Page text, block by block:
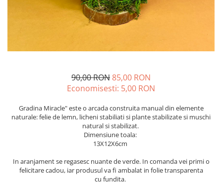
90,00 RON85,00 RON
Economisesti: 5,00 RON
Gradina Miracle" este o arcada construita manual din elemente
naturale: felie de lemn, licheni stabiliati si plante stabilizate si muschi
natural si stabilizat.
Dimensiune toala:
13X12X6cm
In aranjament se regasesc nuante de verde. In comanda vei primi o
felicitare cadou, iar produsul va fi ambalat in folie transparenta
cu fundita.